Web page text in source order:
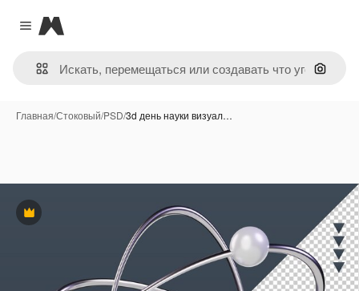
Close menu
Magnific
Поиск
Главная/Стоковый/PSD/3d день науки визуал…
Премиум